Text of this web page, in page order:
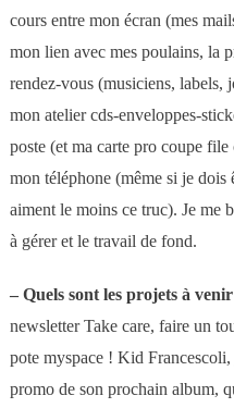
cours entre mon écran (mes
mon lien avec mes poulains, la
rendez-vous (musiciens, labels,
mon atelier cds-enveloppes-
poste (et ma carte pro coupe
mon téléphone (même si je dois
aiment le moins ce truc). Je me
à gérer et le travail de fond.
– Quels sont les projets à
newsletter Take care, faire un
pote myspace ! Kid Francescoli,
promo de son prochain album,